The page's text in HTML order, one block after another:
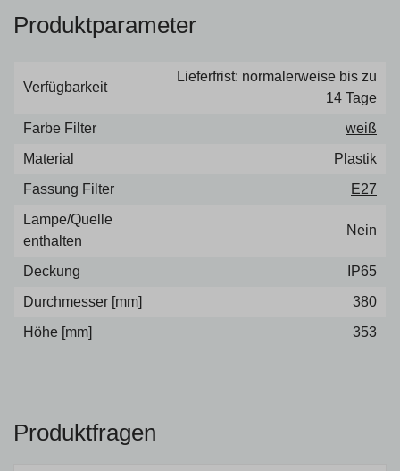
Produktparameter
Verfügbarkeit
Lieferfrist: normalerweise bis zu
14 Tage
Farbe Filter
weiß
Material
Plastik
Fassung Filter
E27
Lampe/Quelle
enthalten
Nein
Deckung
IP65
Durchmesser [mm]
380
Höhe [mm]
353
Produktfragen